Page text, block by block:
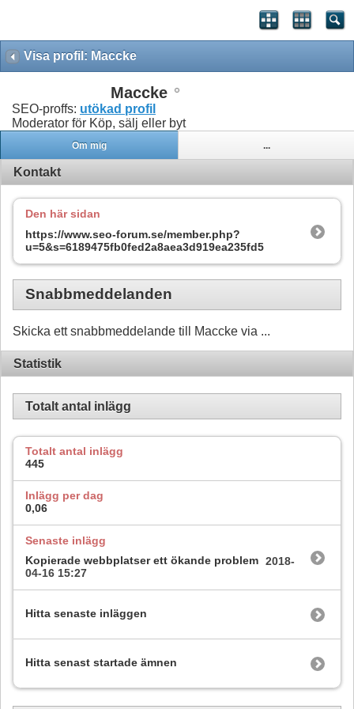
Visa profil: Maccke
Maccke
SEO-proffs: utökad profil
Moderator för Köp, sälj eller byt
Om mig ...
Kontakt
Den här sidan
https://www.seo-forum.se/member.php?
u=5&s=6189475fb0fed2a8aea3d919ea235fd5
Snabbmeddelanden
Skicka ett snabbmeddelande till Maccke via ...
Statistik
Totalt antal inlägg
Totalt antal inlägg
445
Inlägg per dag
0,06
Senaste inlägg
Kopierade webbplatser ett ökande problem 2018-
04-16 15:27
Hitta senaste inläggen
Hitta senast startade ämnen